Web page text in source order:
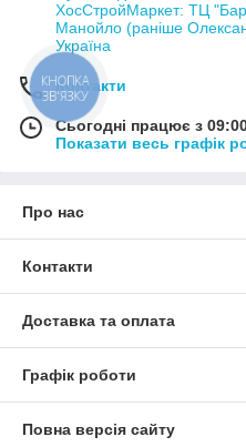
ХосСтройМаркет: ТЦ
Манойло (раніше
Україна
Контакти
Сьогодні працює з
Показати весь графік
Про нас
Контакти
Доставка та оплата
Графік роботи
Повна версія сайту
КНОПКА
ЗВ'ЯЗКУ